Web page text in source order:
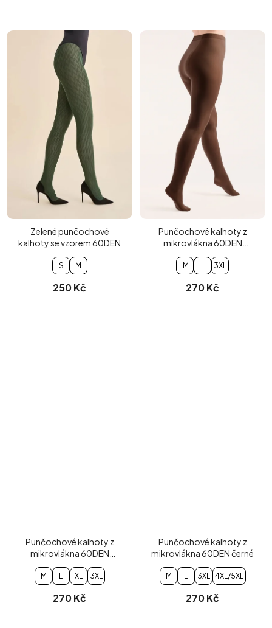
Zelené punčochové
kalhoty se vzorem 60DEN
S M
250 Kč
Punčochové kalhoty z
mikrovlákna 60DEN
čokoládové
M L 3XL
270 Kč
Punčochové kalhoty z
mikrovlákna 60DEN
grafitové
M XL 3XL
270 Kč
Punčochové kalhoty z
mikrovlákna 60DEN černé
M 3XL 4XL/5XL
270 Kč